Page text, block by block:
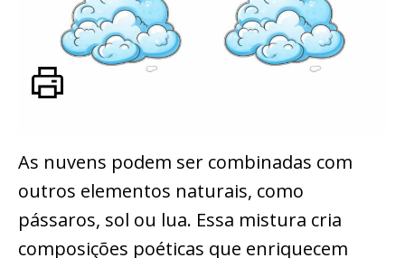
As nuvens podem ser combinadas com
outros elementos naturais, como
pássaros, sol ou lua. Essa mistura cria
composições poéticas que enriquecem